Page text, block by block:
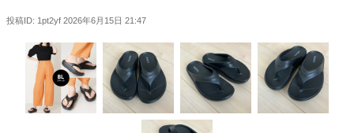
投稿ID: 1pt2yf 2026年6月15日 21:47